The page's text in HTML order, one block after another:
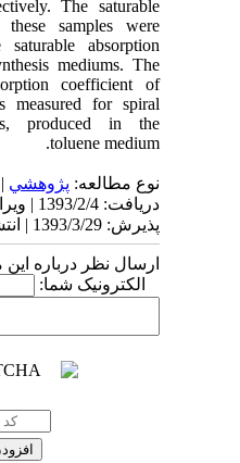
The saturable
these samples were
saturable absorption
mediums. The
coefficient of
measured for spiral
produced in the
toluene medium.
نوع مطالعه:پژوهشي|
پذیرش: 1393/3/29 | انتشار: 1393/5/23
ارسال نظر درباره این
الکترونیک شما: